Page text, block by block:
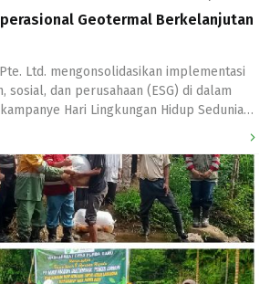
Geotermal Berkelanjutan
Ltd. mengonsolidasikan implementasi
dan perusahaan (ESG) di dalam
Hari Lingkungan Hidup Sedunia
Penutupan program kelestarian
usahanya ini ditandai dengan
nasional yang melibatkan Direktorat
Energi dan Sumber […]